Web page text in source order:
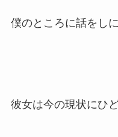
僕のところに話をし
彼女は今の現状にひ